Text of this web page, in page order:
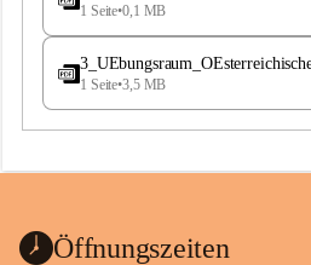
e
a
1 Seite•0,1 MB
1 Seite•3,5 MB
Öffnungszeiten